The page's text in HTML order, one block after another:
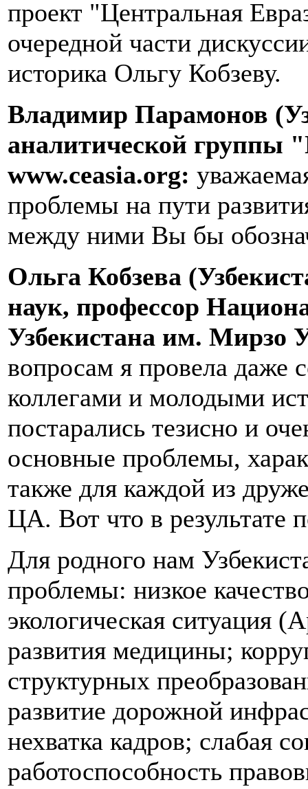
проект "Центральная
очередной части
историка Ольгу Кобзеву.
Владимир Парамонов
аналитической группы
www.ceasia.org:
проблемы на пути
между ними Вы бы
Ольга Кобзева
наук, профессор
Узбекистана им. Мирзо
вопросам я провела даже
коллегами и молодыми
постарались тезисно и
основные проблемы,
также для каждой из
ЦА. Вот что в результате
Для родного нам
проблемы: низкое
экологическая ситуация
развития медицины;
структурных
развитие дорожной
нехватка кадров; слабая
работоспособность